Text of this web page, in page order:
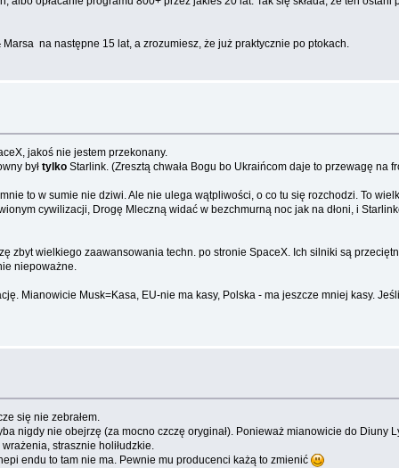
Marsa na następne 15 lat, a zrozumiesz, że już praktycznie po ptokach.
jakoś nie jestem przekonany.
był tylkoStarlink. (Zresztą chwała Bogu bo Ukraińcom daje to przewagę na
to w sumie nie dziwi. Ale nie ulega wątpliwości, o co tu się rozchodzi. To
cywilizacji, Drogę Mleczną widać w bezchmurną noc jak na dłoni, i
zbyt wielkiego zaawansowania techn. po stronie SpaceX. Ich silniki są
niepoważne.
Mianowicie Musk=Kasa, EU-nie ma kasy, Polska - ma jeszcze mniej kasy.
się nie zebrałem.
nigdy nie obejrzę (za mocno czczę oryginał). Ponieważ mianowicie do
strasznie holiłudzkie.
endu to tam nie ma. Pewnie mu producenci każą to zmienić